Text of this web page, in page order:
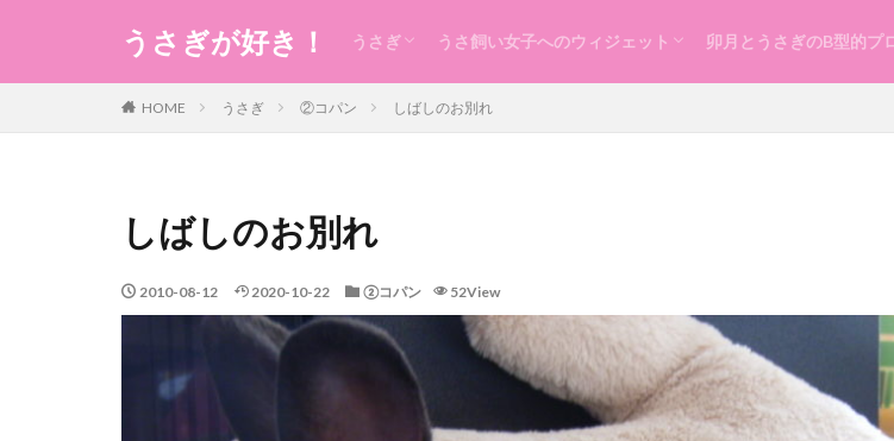
うさぎが好き！ うさぎ うさ飼い女子へのウィジェット 卯月とうさぎのB型的プ
HOME うさぎ ②コパン しばしのお別れ
しばしのお別れ
2010-08-12 2020-10-22 ②コパン 52View